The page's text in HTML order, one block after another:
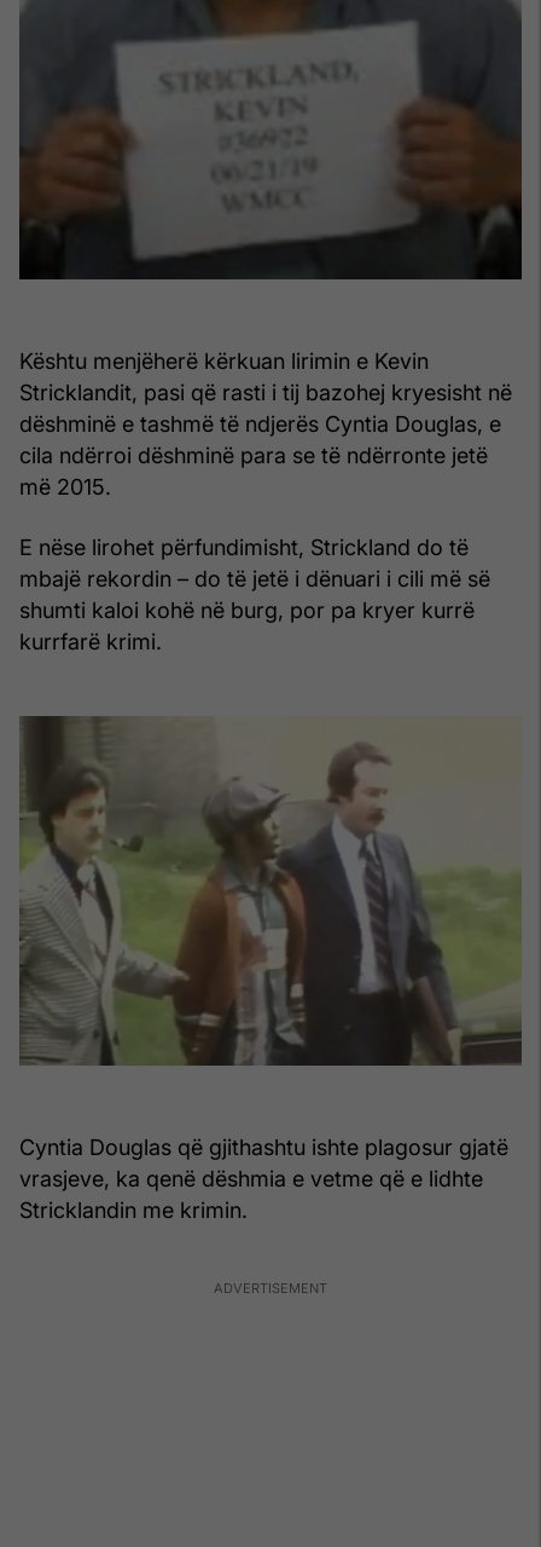
Kështu menjëherë kërkuan lirimin e Kevin
Stricklandit, pasi që rasti i tij bazohej kryesisht në
dëshminë e tashmë të ndjerës Cyntia Douglas, e
cila ndërroi dëshminë para se të ndërronte jetë
më 2015.
E nëse lirohet përfundimisht, Strickland do të
mbajë rekordin – do të jetë i dënuari i cili më së
shumti kaloi kohë në burg, por pa kryer kurrë
kurrfarë krimi.
Cyntia Douglas që gjithashtu ishte plagosur gjatë
vrasjeve, ka qenë dëshmia e vetme që e lidhte
Stricklandin me krimin.